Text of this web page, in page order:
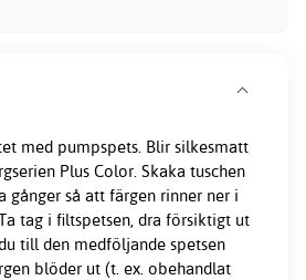
med pumpspets. Blir silkesmatt
Plus Color. Skaka tuschen
så att färgen rinner ner i
tag i filtspetsen, dra försiktigt ut
till den medföljande spetsen
blöder ut (t. ex. obehandlat